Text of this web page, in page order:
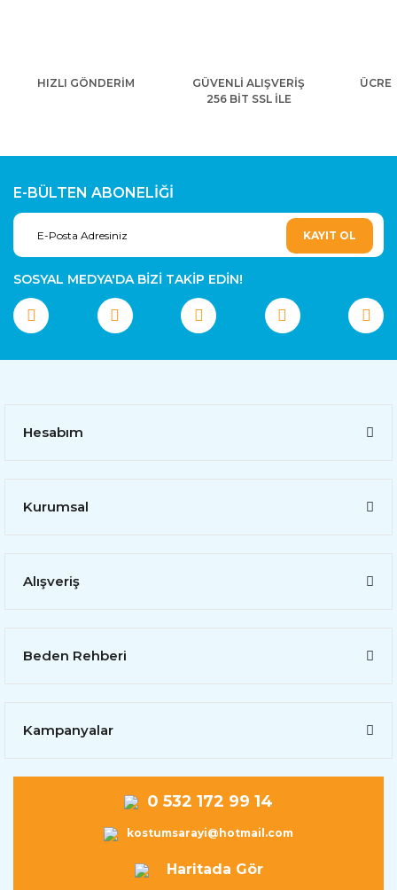
HIZLI GÖNDERİM
GÜVENLİ ALIŞVERİŞ
256 BİT SSL İLE
E-BÜLTEN ABONELİĞİ
KAYIT OL
SOSYAL MEDYA'DA BİZİ TAKİP EDİN!
Hesabım
Kurumsal
Alışveriş
Beden Rehberi
Kampanyalar
0 532 172 99 14
kostumsarayi@hotmail.com
Haritada Gör